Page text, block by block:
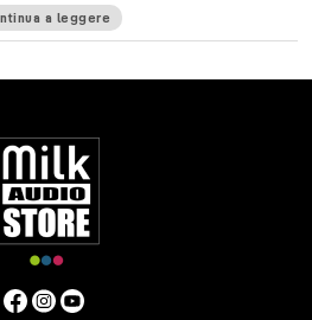
di nastro di ossido. Sviluppate
anni '60 e '70, ciascuna formula
un incredibile calore
digitali, offrendo un livello di
prima.
a leggere